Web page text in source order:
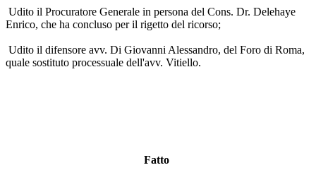
Udito il Procuratore Generale in persona del Cons. Dr. Delehaye
Enrico, che ha concluso per il rigetto del ricorso;
Udito il difensore avv. Di Giovanni Alessandro, del Foro di Roma,
quale sostituto processuale dell'avv. Vitiello.
Fatto